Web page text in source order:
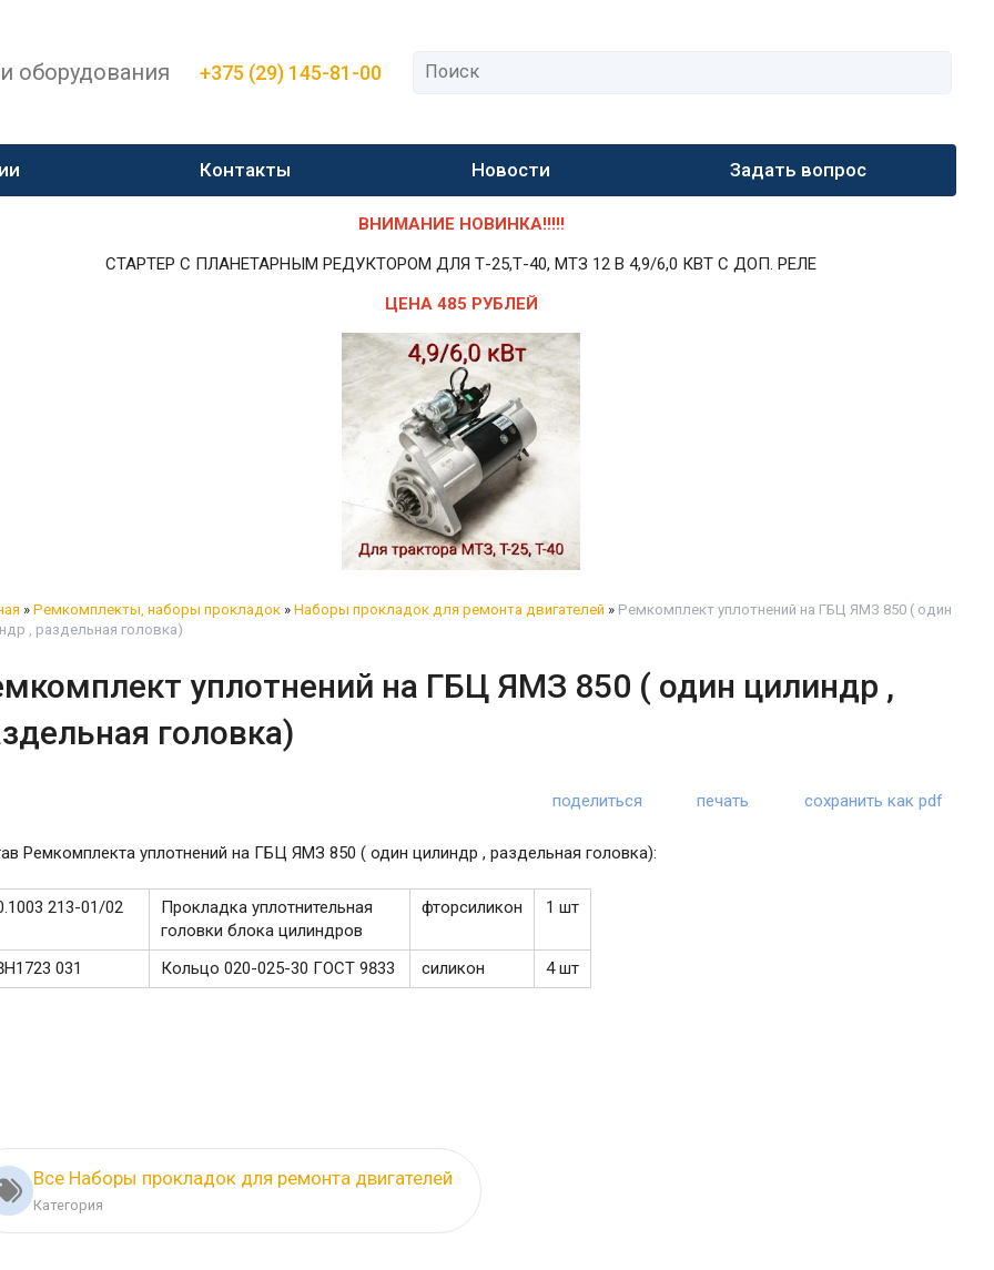
оборудования +375 (29) 145-81-00
Контакты Новости Задать вопрос
ВНИМАНИЕ НОВИНКА!!!!!
СТАРТЕР С ПЛАНЕТАРНЫМ РЕДУКТОРОМ ДЛЯ Т-25,Т-40, МТЗ 12 В 4,9/6,0 КВТ С ДОП. РЕЛЕ
ЦЕНА 485 РУБЛЕЙ
» Ремкомплекты, наборы прокладок » Наборы прокладок для ремонта двигателей » Ремкомплект уплотнений на ГБЦ ЯМЗ 850 ( один
, раздельная головка)
уплотнений на ГБЦ ЯМЗ 850 ( один цилиндр ,
головка)
поделиться печать сохранить как pdf
Ремкомплекта уплотнений на ГБЦ ЯМЗ 850 ( один цилиндр , раздельная головка):
213-01/02
Прокладка уплотнительная
головки блока цилиндров
фторсиликон 1 шт
031 Кольцо 020-025-30 ГОСТ 9833 силикон 4 шт
Все Наборы прокладок для ремонта двигателей
Категория